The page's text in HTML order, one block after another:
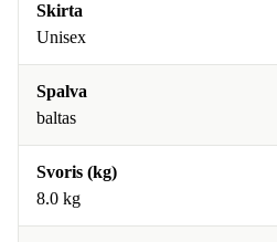
Skirta
Unisex
Spalva
baltas
Svoris (kg)
8.0 kg